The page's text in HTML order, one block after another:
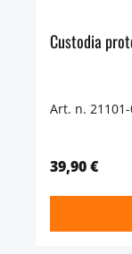
Custodia
Art. n.
39,90 €